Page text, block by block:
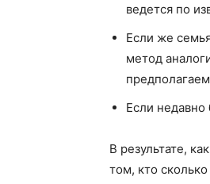
ведется по
Если же
метод
Если
В результате,
том, кто сколько